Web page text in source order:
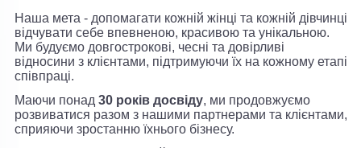
Наша мета - допомагати кожній жінці та кожній дівчинці
відчувати себе впевненою, красивою та унікальною.
Ми будуємо довгострокові, чесні та довірливі
відносини з клієнтами, підтримуючи їх на кожному етапі
співпраці.
Маючи понад 30 років досвіду, ми продовжуємо
розвиватися разом з нашими партнерами та клієнтами,
сприяючи зростанню їхнього бізнесу.